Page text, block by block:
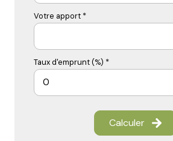
Votre apport *
Taux d'emprunt (%) *
Calculer